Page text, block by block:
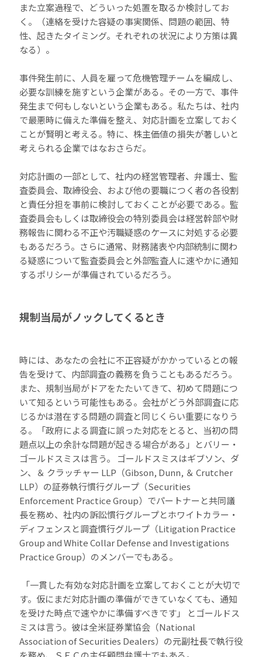
また立案過程で、どういった処置を取るか検討してお
く。（連絡を受けた容疑の事実関係、問題の範囲、特
性、起きたタイミング。それぞれの状況により方策は異
なる）。
事件発生前に、人員を雇って危機管理チームを編成し、
必要な訓練を施すという企業がある。その一方で、事件
発生まで何もしないという企業もある。私たちは、社内
で最悪時に備えた準備を整え、対応計画を立案しておく
ことが賢明と考える。特に、株主価値の損失が著しいと
考えられる企業ではなおさらだ。
対応計画の一部として、社内の経営管理者、弁護士、監
査委員会、取締役会、および他の要職につく者の各役割
と責任分担を事前に検討しておくことが必要である。監
査委員会もしくは取締役会の特別委員会は経営幹部や財
務報告に関わる不正や汚職疑惑のケースに対処する必要
もあるだろう。さらに通常、財務諸表や内部統制に関わ
る疑惑について監査委員会と外部監査人に速やかに通知
するポリシーが準備されているだろう。
規制当局がノックしてくるとき
時には、あなたの会社に不正容疑がかかっているとの報
告を受けて、内部調査の義務を負うこともあるだろう。
また、規制当局がドアをたたいてきて、初めて問題につ
いて知るという可能性もある。会社がどう外部調査に応
じるかは潜在する問題の調査と同じくらい重要になりう
る。「政府による調査に誤った対応をとると、当初の問
題点以上の余計な問題が起きる場合がある」とバリー・
ゴールドスミスは言う。 ゴールドスミスはギブソン、ダ
ン、＆ クラッチャー LLP（Gibson, Dunn, ＆ Crutcher
LLP）の証券執行慣行グループ（Securities
Enforcement Practice Group）でパートナーと共同議
長を務め、社内の訴訟慣行グループとホワイトカラー・
ディフェンスと調査慣行グループ（Litigation Practice
Group and White Collar Defense and Investigations
Practice Group）のメンバーでもある。
「一貫した有効な対応計画を立案しておくことが大切で
す。仮にまだ対応計画の準備ができていなくても、通知
を受けた時点で速やかに準備すべきです」 とゴールドス
ミスは言う。彼は全米証券業協会（National
Association of Securities Dealers）の元副社長で執行役